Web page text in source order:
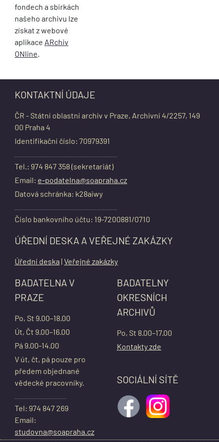
fondech a sbírkách
našeho archivu lze
získat z webové
aplikace ARchiv
ONline.
KONTAKTNÍ ÚDAJE
ČR - Státní oblastní archiv v Praze, Archivní 4/2257, 149
00 Praha 4
Identifikační číslo: 70979391
Tel.: 974 847 358 (sekretariát)
Email: e-podatelna@soapraha.cz
Datová schránka: k28aiwy
Číslo bankovního účtu: 19-7200881/0710
ÚŘEDNÍ DESKA A VEŘEJNÉ ZAKÁZKY
Úřední deska | Veřejné zakázky
BADATELNA V
PRAZE
Po, St 9.00–18.00
Út, Čt 9.00–16.00
Pá 9.00-14.00
V út, čt, pá pouze pro
předem objednané
vědecké pracovníky.
Tel: 974 847 269
Email:
studovna@soapraha.cz
BADATELNY
OKRESNÍCH
ARCHIVŮ
Po, St 8.00–17.00
Kontakty zde
SOCIÁLNÍ SÍTĚ